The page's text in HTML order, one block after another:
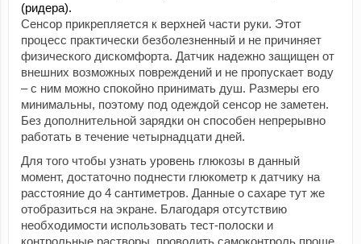
(ридера).
Сенсор прикрепляется к верхней части руки. Этот
процесс практически безболезненный и не причиняет
физического дискомфорта. Датчик надежно защищен от
внешних возможных повреждений и не пропускает воду
– с ним можно спокойно принимать душ. Размеры его
минимальны, поэтому под одеждой сенсор не заметен.
Без дополнительной зарядки он способен непрерывно
работать в течение четырнадцати дней.
Для того чтобы узнать уровень глюкозы в данный
момент, достаточно поднести глюкометр к датчику на
расстояние до 4 сантиметров. Данные о сахаре тут же
отобразиться на экране. Благодаря отсутствию
необходимости использовать тест-полоски и
контрольные растворы, проводить самоконтроль проще.